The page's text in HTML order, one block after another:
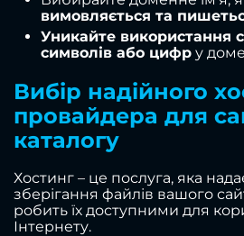
вимовляється та
Уникайте використання
символів або цифр у
Вибір надійного
провайдера для
каталогу
Хостинг – це послуга, яка
зберігання файлів вашого
робить їх доступними для
Інтернету.